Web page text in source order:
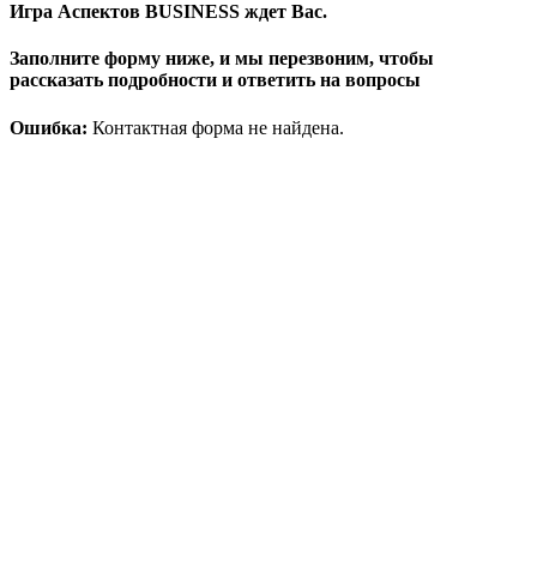
Игра Аспектов BUSINESS ждет Вас.
Заполните форму ниже, и мы перезвоним, чтобы
рассказать подробности и ответить на вопросы
Ошибка: Контактная форма не найдена.